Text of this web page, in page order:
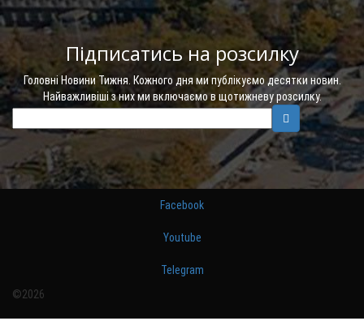
Підписатись на розсилку
Головні Новини Тижня. Кожного дня ми публікуємо десятки новин.
Найважливіші з них ми включаємо в щотижневу розсилку.
Facebook
Youtube
Telegram
©2026